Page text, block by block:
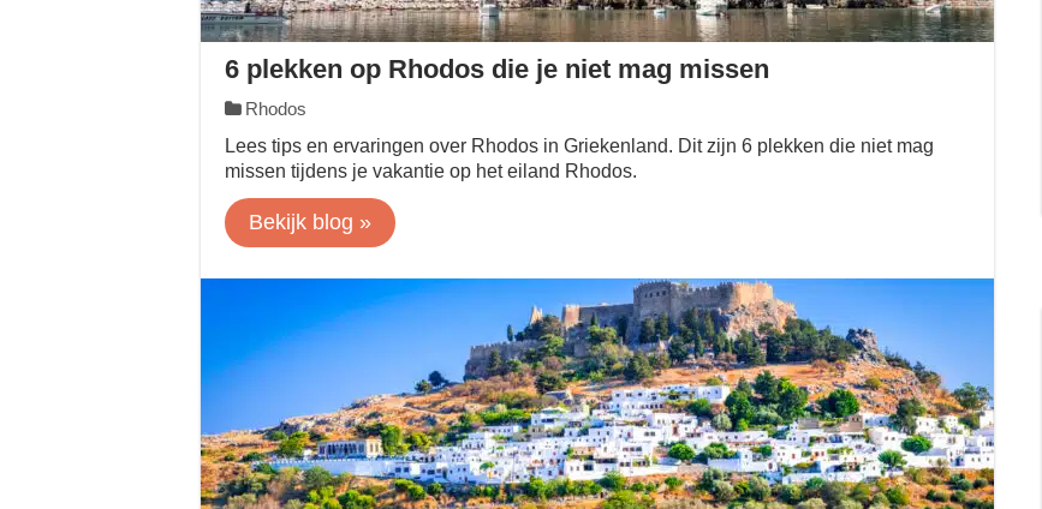
6 plekken op Rhodos die je niet mag missen
Rhodos
Lees tips en ervaringen over Rhodos in Griekenland. Dit zijn 6 plekken die niet mag
missen tijdens je vakantie op het eiland Rhodos.
Bekijk blog »